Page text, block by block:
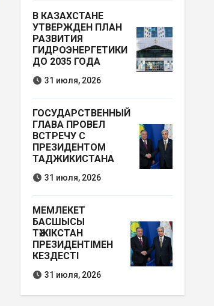
В КАЗАХСТАНЕ
УТВЕРЖДЕН ПЛАН
РАЗВИТИЯ
ГИДРОЭНЕРГЕТИКИ
ДО 2035 ГОДА
31 июля, 2026
ГОСУДАРСТВЕННЫЙ
ГЛАВА ПРОВЕЛ
ВСТРЕЧУ С
ПРЕЗИДЕНТОМ
ТАДЖИКИСТАНА
31 июля, 2026
МЕМЛЕКЕТ
БАСШЫСЫ
ТӘЖІКСТАН
ПРЕЗИДЕНТІМЕН
КЕЗДЕСТІ
31 июля, 2026